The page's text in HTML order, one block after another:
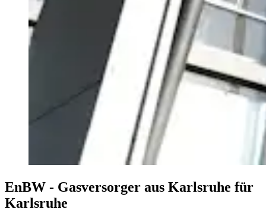
EnBW - Gasversorger aus Karlsruhe für
Karlsruhe